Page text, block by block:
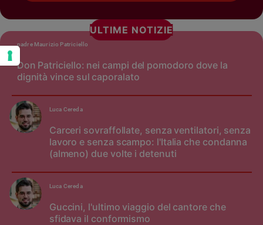
ULTIME NOTIZIE
Don Patriciello: nei campi del pomodoro dove la
dignità vince sul caporalato
padre Maurizio Patriciello
Carceri sovraffollate, senza ventilatori, senza
lavoro e senza scampo: l'Italia che condanna
(almeno) due volte i detenuti
Luca Cereda
Guccini, l'ultimo viaggio del cantore che
sfidava il conformismo
Luca Cereda